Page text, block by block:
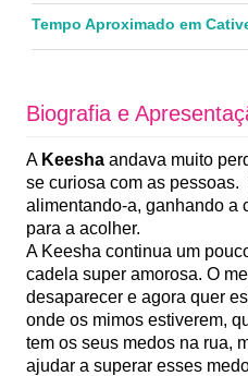
Tempo Aproximado em
Biografia e
A Keesha andava muito
se curiosa com as
alimentando-a, ganhando a
para a acolher.
A Keesha continua um
cadela super amorosa. O
desaparecer e agora quer
onde os mimos estiverem,
tem os seus medos na rua,
ajudar a superar esses